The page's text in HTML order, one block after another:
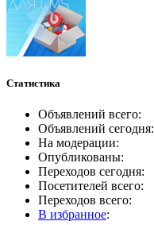
Статистика
Объявлений всего:
Объявлений сегодня:
На модерации:
Опубликованы:
Переходов сегодня:
Посетителей всего:
Переходов всего:
В избранное: